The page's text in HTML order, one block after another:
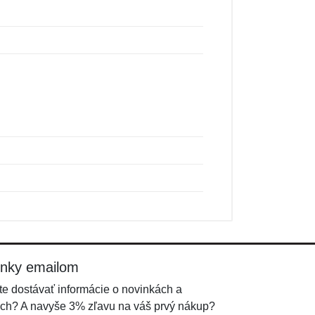
emailom
dostávať informácie o novinkách a
A navyše 3% zľavu na váš prvý nákup?